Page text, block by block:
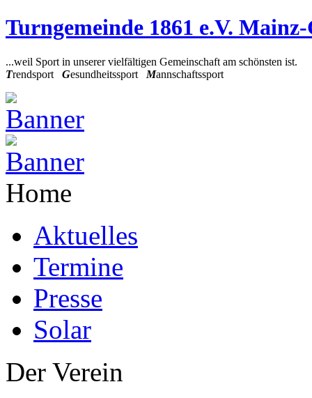
Turngemeinde 1861 e.V.
...weil Sport in unserer vielfältigen Gemeinschaft am schönsten ist.
Trendsport Gesundheitssport Mannschaftssport
Home
Aktuelles
Termine
Presse
Solar
Der Verein